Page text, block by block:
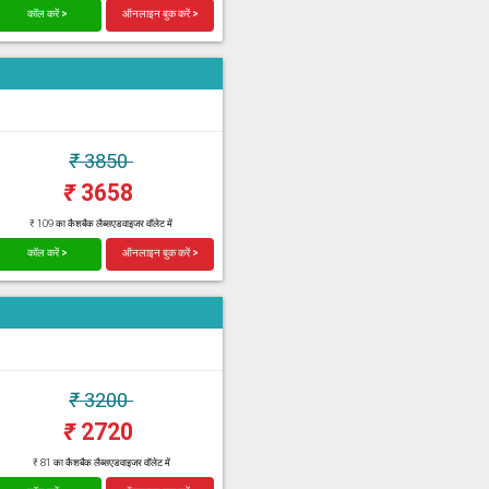
कॉल करें > ऑनलाइन बुक करें >
₹3850
₹3658
₹ 109 का कैशबैक लैब्सएडवाइजर वॉलेट में
कॉल करें > ऑनलाइन बुक करें >
₹3200
₹2720
₹ 81 का कैशबैक लैब्सएडवाइजर वॉलेट में